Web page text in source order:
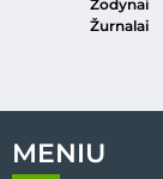
Žodynai
Žurnalai
MENIU